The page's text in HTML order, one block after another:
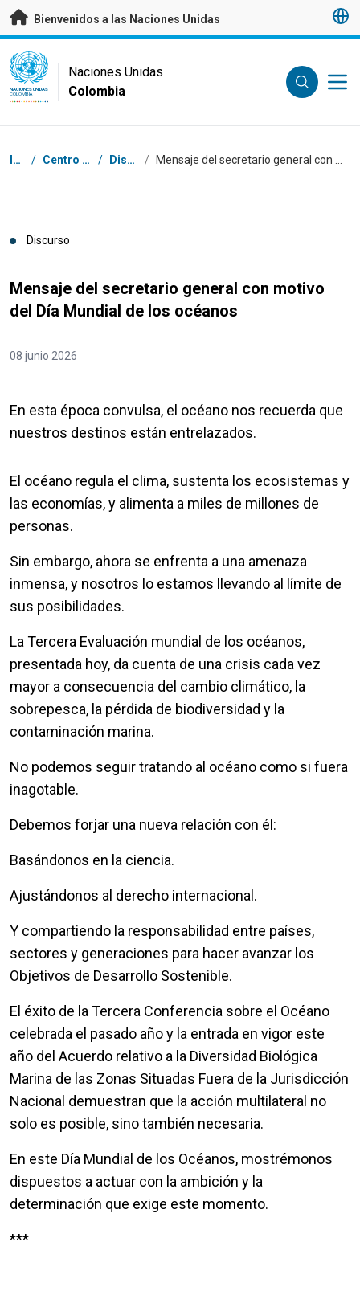
Saltar a contenido principal
Bienvenidos a las Naciones Unidas
UN Logo
NACIONES UNIDAS
COLOMBIA
Naciones Unidas
Colombia
Coordenadas dentro de la ruta de navegación
Inicio / Centro de prensa / Discursos /
Discurso
Mensaje del secretario general con motivo
del Día Mundial de los océanos
08 junio 2026
En esta época convulsa, el océano nos recuerda que
nuestros destinos están entrelazados.
El océano regula el clima, sustenta los ecosistemas y
las economías, y alimenta a miles de millones de
personas.
Sin embargo, ahora se enfrenta a una amenaza
inmensa, y nosotros lo estamos llevando al límite de
sus posibilidades.
La Tercera Evaluación mundial de los océanos,
presentada hoy, da cuenta de una crisis cada vez
mayor a consecuencia del cambio climático, la
sobrepesca, la pérdida de biodiversidad y la
contaminación marina.
No podemos seguir tratando al océano como si fuera
inagotable.
Debemos forjar una nueva relación con él:
Basándonos en la ciencia.
Ajustándonos al derecho internacional.
Y compartiendo la responsabilidad entre países,
sectores y generaciones para hacer avanzar los
Objetivos de Desarrollo Sostenible.
El éxito de la Tercera Conferencia sobre el Océano
celebrada el pasado año y la entrada en vigor este
año del Acuerdo relativo a la Diversidad Biológica
Marina de las Zonas Situadas Fuera de la Jurisdicción
Nacional demuestran que la acción multilateral no
solo es posible, sino también necesaria.
En este Día Mundial de los Océanos, mostrémonos
dispuestos a actuar con la ambición y la
determinación que exige este momento.
***